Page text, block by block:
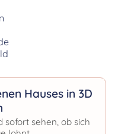
Hauses in 3D
sofort sehen, ob sich